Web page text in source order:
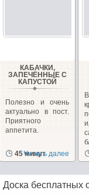
КАБАЧКИ,
ЗАПЕЧЁННЫЕ С
КАПУСТОЙ
Полезно и очень
актуально в пост.
Приятного
аппетита.
45 минут
Читать далее
Доска бесплатных